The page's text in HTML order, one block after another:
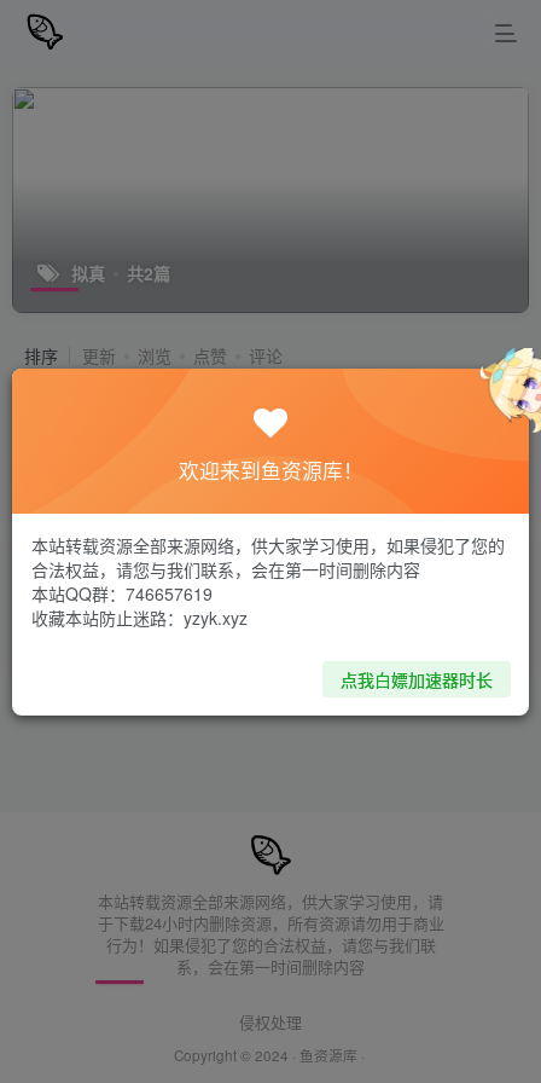
拟真 共2篇
排序 更新 浏览 点赞 评论
天国：拯救 2 – 黄金版（Kingdom
Come: Deliverance II – Gold
Edition）官中简体 容量81GB
PC游戏
车祸模拟器/拟真车祸模拟（BeamNG
drive）V0.34 hotfix-BUILD 16719115
免安装中文版
PC游戏
本站转载资源全部来源网络，供大家学习使用，请
于下载24小时内删除资源，所有资源请勿用于商业
行为！如果侵犯了您的合法权益，请您与我们联
系，会在第一时间删除内容
侵权处理
Copyright © 2024 · 鱼资源库 ·
欢迎来到鱼资源库！
本站转载资源全部来源网络，供大家学习使用，如果侵犯了您的
合法权益，请您与我们联系，会在第一时间删除内容
本站QQ群：746657619
收藏本站防止迷路：yzyk.xyz
点我白嫖加速器时长